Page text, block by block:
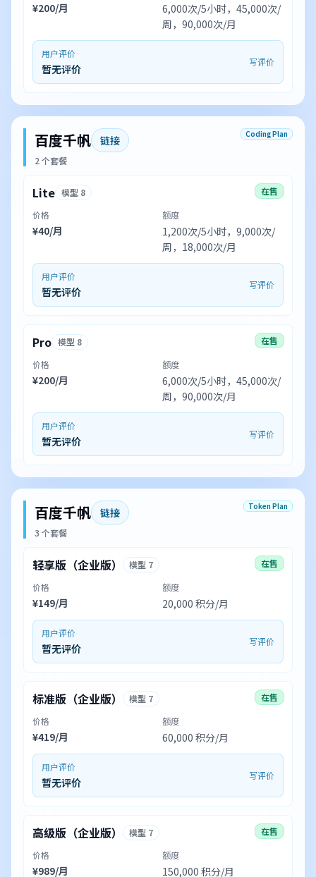
¥200/月
6,000次/5小时，45,000次/
周，90,000次/月
用户评价
暂无评价
写评价
百度千帆 链接
2 个套餐
Coding Plan
Lite 模型 8
在售
价格
¥40/月
额度
1,200次/5小时，9,000次/
周，18,000次/月
用户评价
暂无评价
写评价
Pro 模型 8
在售
价格
¥200/月
额度
6,000次/5小时，45,000次/
周，90,000次/月
用户评价
暂无评价
写评价
百度千帆 链接
3 个套餐
Token Plan
轻享版（企业版） 模型 7
在售
价格
¥149/月
额度
20,000 积分/月
用户评价
暂无评价
写评价
标准版（企业版） 模型 7
在售
价格
¥419/月
额度
60,000 积分/月
用户评价
暂无评价
写评价
高级版（企业版） 模型 7
在售
价格
¥989/月
额度
150,000 积分/月